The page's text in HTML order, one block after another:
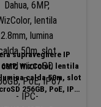
supraveghere IP
6MP, WizColor, lentila
calda 50m, slot
256GB, PoE, IP67